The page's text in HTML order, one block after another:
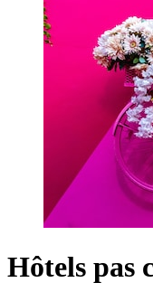
Hôtels pas